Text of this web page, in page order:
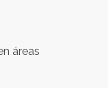
áreas